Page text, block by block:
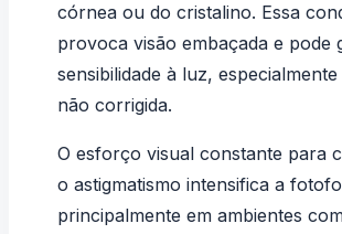
córnea ou do cristalino. Essa
provoca visão embaçada e pode
sensibilidade à luz,
não corrigida.
O esforço visual constante para
o astigmatismo intensifica a
principalmente em ambientes